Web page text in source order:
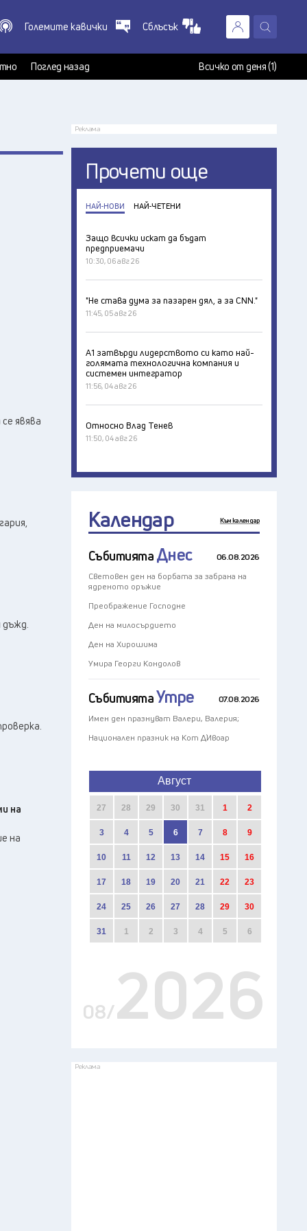
X
Големите кавички Сблъсък
Поглед назад Всичко от деня (1)
явява
дъжд.
на
на
Реклама
Прочети още
НАЙ-НОВИ НАЙ-ЧЕТЕНИ
Защо всички искат да бъдат
предприемачи
10:30, 06 авг 26
"Не става дума за пазарен дял, а за CNN."
11:45, 05 авг 26
А1 затвърди лидерството си като най-
голямата технологична компания и
системен интегратор
11:56, 04 авг 26
Относно Влад Тенев
11:50, 04 авг 26
Календар Към календар
Събитията Днес
06.08.2026
Световен ден на борбата за забрана на
ядреното оръжие
Преображение Господне
Ден на милосърдието
Ден на Хирошима
Умира Георги Кондолов
СъбитиятаУтре
07.08.2026
Имен ден празнуват Валери, Валерия;
Национален празник на Кот Д`Ивоар
Август
27 28 29 30 31 1 2
3 4 5 6 7 8 9
10 11 12 13 14 15 16
17 18 19 20 21 22 23
24 25 26 27 28 29 30
31 1 2 3 4 5 6
08/2026
Реклама